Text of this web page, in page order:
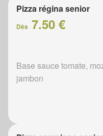
Pizza régina senior
Dès 7.50 €
Base sauce tomate,
jambon